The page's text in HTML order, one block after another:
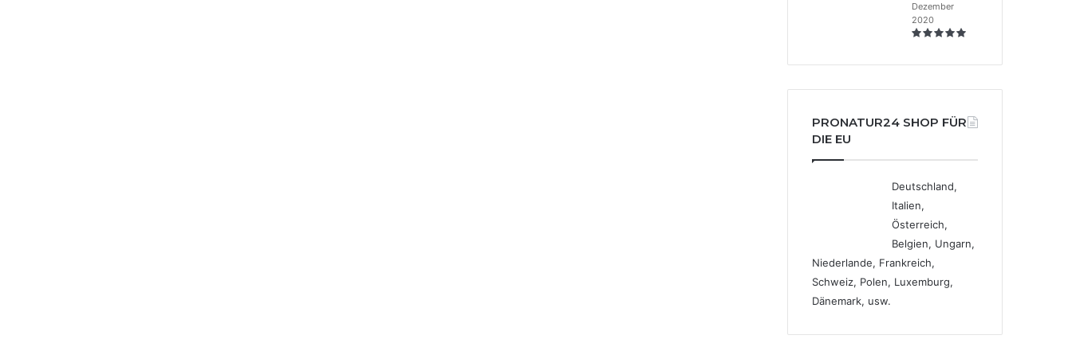
Dezember
2020
PRONATUR24 SHOP FÜR
DIE EU
Deutschland,
Italien,
Österreich,
Belgien, Ungarn,
Niederlande, Frankreich,
Schweiz, Polen, Luxemburg,
Dänemark, usw.